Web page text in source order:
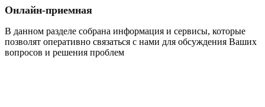
Онлайн-приемная
В данном разделе собрана информация и сервисы, которые
позволят оперативно связаться с нами для обсуждения Ваших
вопросов и решения проблем